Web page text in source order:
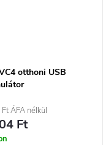
otthoni USB
ÁFA nélkül
Ft